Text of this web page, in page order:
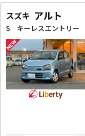
スズキ アルト